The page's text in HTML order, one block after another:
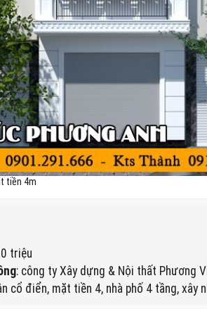
tiền 4m
triệu
: công ty Xây dựng & Nội thất Phương
cổ điển, mặt tiền 4, nhà phố 4 tầng, xây